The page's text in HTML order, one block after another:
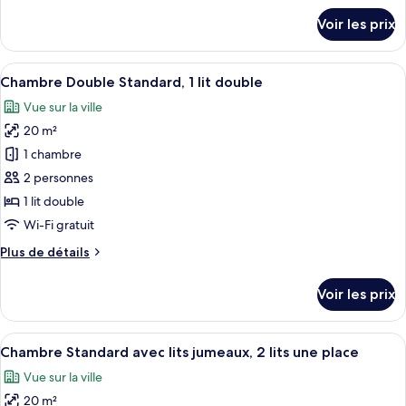
lits
jumeaux
le
type
de
Chambre
Panoramique
avec
lits
jumeaux
Voir les prix
Afficher
toutes
les
photos
pour
ce
type
de
chambre :
Chambre
1
lit
double
Une chambre d’hôtel équipée d’un
7
Chambre Double Standard, 1 lit double
Vue sur la ville
20 m²
1 chambre
2 personnes
1 lit double
Wi-Fi gratuit
Plus de détails
Plus
le
type
de
Chambre
Double
Voir les prix
Afficher
toutes
les
Une chambre d’hôtel avec deux lits,
8
Chambre Standard avec lits jumeaux, 2 lits une place
Vue sur la ville
20 m²